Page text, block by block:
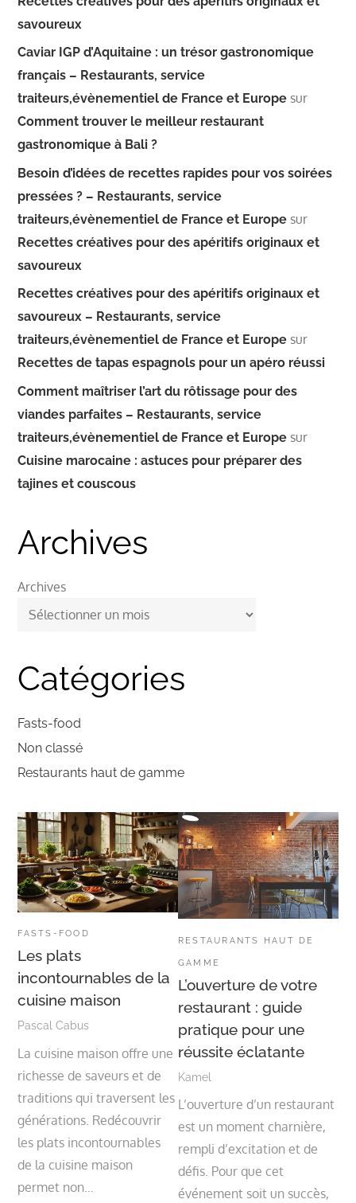
savoureux
Caviar IGP d’Aquitaine : un trésor gastronomique
français – Restaurants, service
traiteurs,évènementiel de France et Europe sur
Comment trouver le meilleur restaurant
gastronomique à Bali ?
Besoin d’idées de recettes rapides pour vos soirées
pressées ? – Restaurants, service
traiteurs,évènementiel de France et Europe sur
Recettes créatives pour des apéritifs originaux et
savoureux
Recettes créatives pour des apéritifs originaux et
savoureux – Restaurants, service
traiteurs,évènementiel de France et Europe sur
Recettes de tapas espagnols pour un apéro réussi
Comment maîtriser l’art du rôtissage pour des
viandes parfaites – Restaurants, service
traiteurs,évènementiel de France et Europe sur
Cuisine marocaine : astuces pour préparer des
tajines et couscous
Archives
Archives
Catégories
Fasts-food
Non classé
Restaurants haut de gamme
FASTS-FOOD
Les plats
incontournables de la
cuisine maison
Pascal Cabus
La cuisine maison offre une
richesse de saveurs et de
traditions qui traversent les
générations. Redécouvrir
les plats incontournables
de la cuisine maison
permet non…
RESTAURANTS HAUT DE
GAMME
L’ouverture de votre
restaurant : guide
pratique pour une
réussite éclatante
Kamel
L’ouverture d’un restaurant
est un moment charnière,
rempli d’excitation et de
défis. Pour que cet
événement soit un succès,